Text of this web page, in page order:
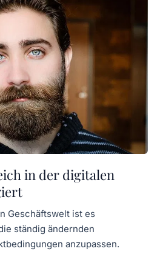
in der digitalen
Geschäftswelt ist es
ständig ändernden
anzupassen.